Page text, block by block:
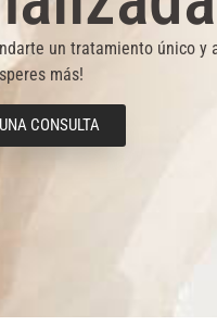
un tratamiento único y
más!
CONSULTA